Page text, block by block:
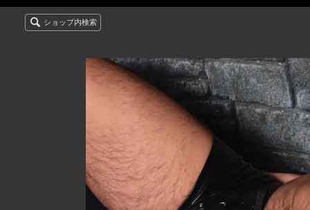
ショップ内検索